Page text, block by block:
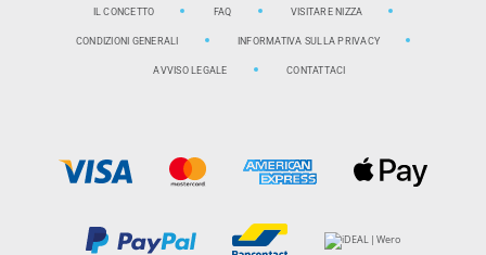
IL CONCETTO FAQ VISITARE NIZZA
CONDIZIONI GENERALI INFORMATIVA SULLA PRIVACY
AVVISO LEGALE CONTATTACI